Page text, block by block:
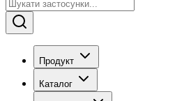
Продукт
Каталог